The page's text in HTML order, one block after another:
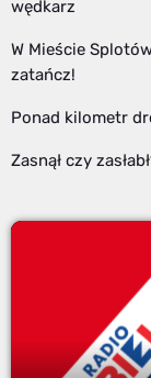
wędkarz
W Mieście
zatańcz!
Ponad kilometr
Zasnął czy